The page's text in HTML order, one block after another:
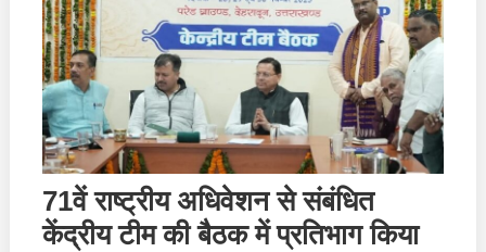
71वें राष्ट्रीय अधिवेशन से संबंधित
केंद्रीय टीम की बैठक में प्रतिभाग किया